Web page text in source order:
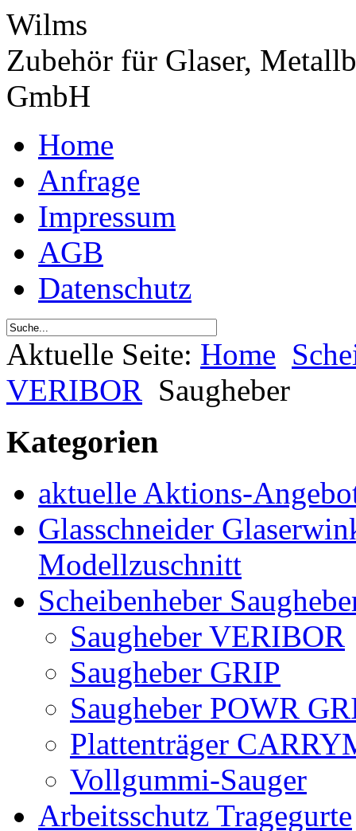
Wilms
Zubehör für Glaser,
GmbH
Home
Anfrage
Impressum
AGB
Datenschutz
Aktuelle Seite: Home
VERIBOR Saugheber
Kategorien
aktuelle Aktions-
Glasschneider
Modellzuschnitt
Scheibenheber
Saugheber VERIBOR
Saugheber GRIP
Saugheber POWR
Plattenträger
Vollgummi-Sauger
Arbeitsschutz Tragegurte